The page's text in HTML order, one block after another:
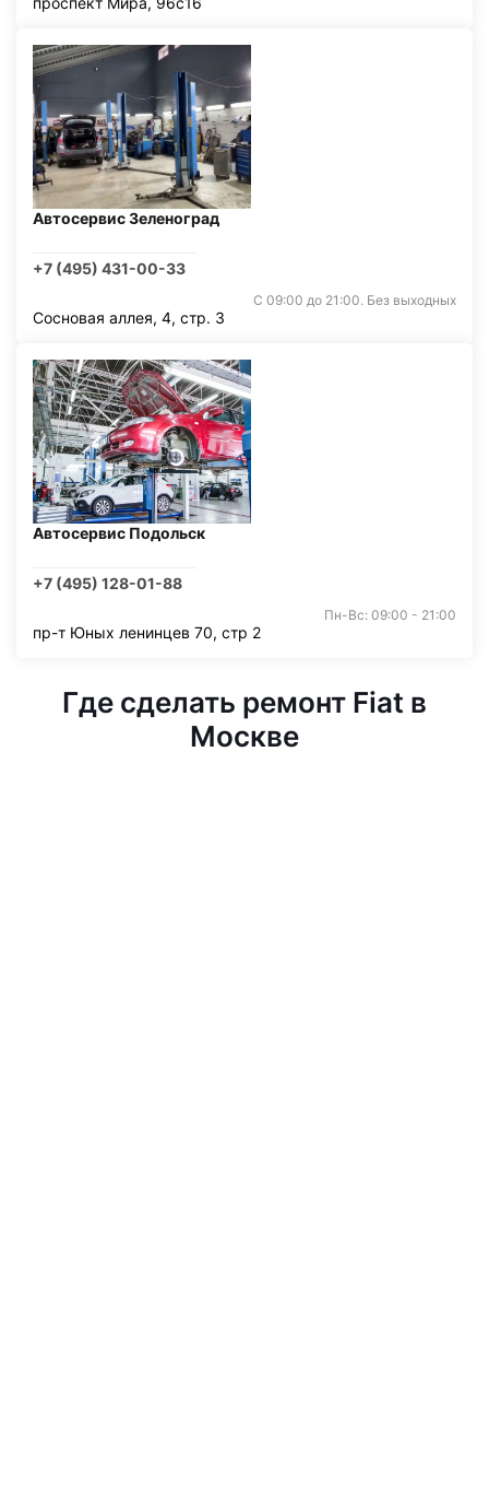
Автосервис Зеленоград
+7 (495) 431-00-33
С 09:00 до 21:00. Без выходных
Сосновая аллея, 4, стр. 3
Автосервис Подольск
+7 (495) 128-01-88
Пн-Вс: 09:00 - 21:00
пр-т Юных ленинцев 70, стр 2
Где сделать ремонт Fiat в
Москве